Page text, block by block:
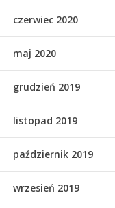
czerwiec 2020
maj 2020
grudzień 2019
listopad 2019
październik 2019
wrzesień 2019